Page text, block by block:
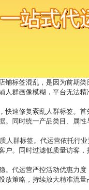
铺标签混乱，是因为前期
人群画像模糊，平台无法
快速修复紊乱人群标签。
。同时统一产品类目、属
人群标签。代运营依托行
。同时过滤低质量访客
。代运营严控活动优惠力
策略，持续放大精准流